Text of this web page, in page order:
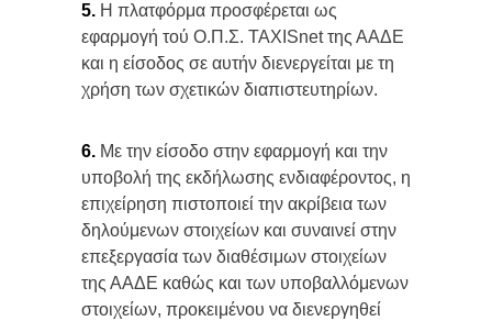
5. Η πλατφόρμα προσφέρεται ως
εφαρμογή τού Ο.Π.Σ. TAXISnet της ΑΑΔΕ
και η είσοδος σε αυτήν διενεργείται με τη
χρήση των σχετικών διαπιστευτηρίων.
6. Με την είσοδο στην εφαρμογή και την
υποβολή της εκδήλωσης ενδιαφέροντος, η
επιχείρηση πιστοποιεί την ακρίβεια των
δηλούμενων στοιχείων και συναινεί στην
επεξεργασία των διαθέσιμων στοιχείων
της ΑΑΔΕ καθώς και των υποβαλλόμενων
στοιχείων, προκειμένου να διενεργηθεί